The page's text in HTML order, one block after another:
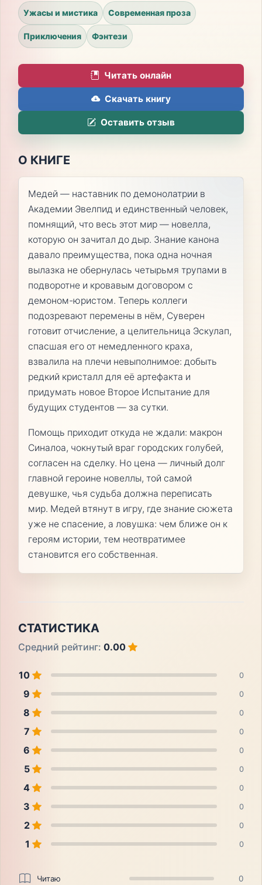
Ужасы и мистика Современная проза
Приключения Фэнтези
Читать онлайн
Скачать книгу
Оставить отзыв
О КНИГЕ
Медей — наставник по демонолатрии в
Академии Эвелпид и единственный человек,
помнящий, что весь этот мир — новелла,
которую он зачитал до дыр. Знание канона
давало преимущества, пока одна ночная
вылазка не обернулась четырьмя трупами в
подворотне и кровавым договором с
демоном-юристом. Теперь коллеги
подозревают перемены в нём, Суверен
готовит отчисление, а целительница Эскулап,
спасшая его от немедленного краха,
взвалила на плечи невыполнимое: добыть
редкий кристалл для её артефакта и
придумать новое Второе Испытание для
будущих студентов — за сутки.
Помощь приходит откуда не ждали: макрон
Синалоа, чокнутый враг городских голубей,
согласен на сделку. Но цена — личный долг
главной героине новеллы, той самой
девушке, чья судьба должна переписать
мир. Медей втянут в игру, где знание сюжета
уже не спасение, а ловушка: чем ближе он к
героям истории, тем неотвратимее
становится его собственная.
СТАТИСТИКА
Средний рейтинг: 0.00
10 0
9 0
8 0
7 0
6 0
5 0
4 0
3 0
2 0
1 0
Читаю 0